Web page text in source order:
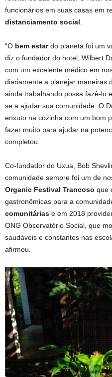
funcionários em suas casas em
distanciamento social
“O bem estardo planeta foi um
diz o fundador do hotel, Wilbert
com um excelente médico em
diariamente a planejar maneiras
ainda trabalhando possa fazê-lo
se a ajudar sua comunidade. O
enxuto na cozinha com um bom
fazer muito para ajudar na
completou.
Co-fundador do Uxua, Bob
comunidade sempre foi um de
Organic Festival Trancoso que
gastronômicas para a
comunitárias e em 2018
ONG Observatório Social, que
saudáveis e constantes nas
afirmou.